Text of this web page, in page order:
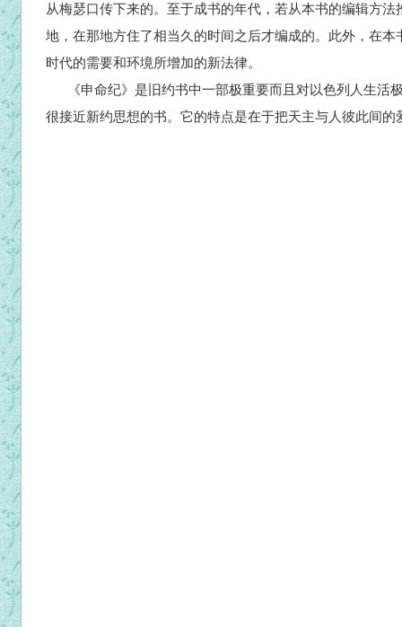
从梅瑟口传下来的。至于成书的年代，若从本书的编辑方
地，在那地方住了相当久的时间之后才编成的。此外，在
时代的需要和环境所增加的新法律。
《申命纪》是旧约书中一部极重要而且对以色列人生活
很接近新约思想的书。它的特点是在于把天主与人彼此间